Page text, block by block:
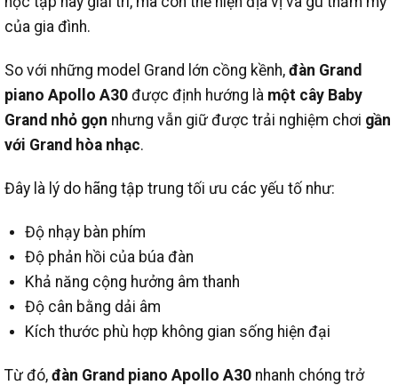
của gia đình.
So với những model Grand lớn cồng kềnh, đàn Grand
piano Apollo A30 được định hướng là một cây Baby
Grand nhỏ gọn nhưng vẫn giữ được trải nghiệm chơi gần
với Grand hòa nhạc.
Đây là lý do hãng tập trung tối ưu các yếu tố như:
Độ nhạy bàn phím
Độ phản hồi của búa đàn
Khả năng cộng hưởng âm thanh
Độ cân bằng dải âm
Kích thước phù hợp không gian sống hiện đại
Từ đó, đàn Grand piano Apollo A30 nhanh chóng trở